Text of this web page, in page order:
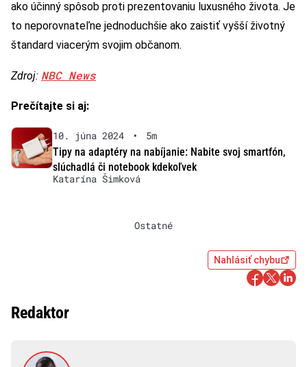
ako účinný spôsob proti prezentovaniu luxusného života. Je
to neporovnateľne jednoduchšie ako zaistiť vyšší životný
štandard viacerým svojim občanom.
Zdroj: NBC News
Prečítajte si aj:
10. júna 2024 •
5m
Tipy na adaptéry na nabíjanie: Nabite svoj smartfón,
slúchadlá či notebook kdekoľvek
Katarína Šimková
Ostatné
Nahlásiť chybu
Redaktor